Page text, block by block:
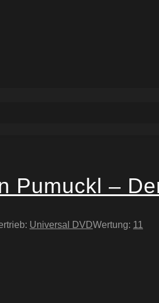
Pumuckl –
Universal DVDWertung: 11